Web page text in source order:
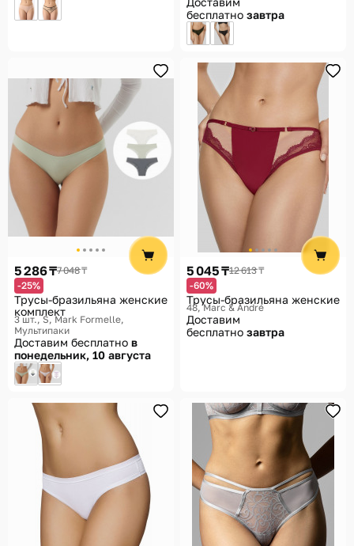
бесплатно завтра
5 286 ₸7 048 ₸
-25%
Трусы-бразильяна женские
комплект
3 шт., S Mark Formelle,
Мультипаки
Доставим бесплатно в
понедельник, 10 августа
5 045 ₸12 613 ₸
-60%
Трусы-бразильяна женские
48 Marc & André
Доставим
бесплатно завтра